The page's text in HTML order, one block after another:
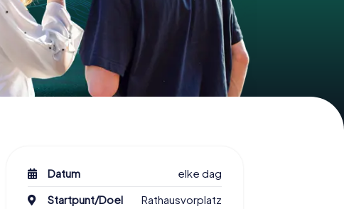
Datum
elke dag
Startpunt/Doel
Rathausvorplatz